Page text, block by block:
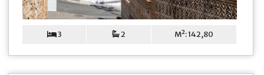
3 2 M²: 142,80